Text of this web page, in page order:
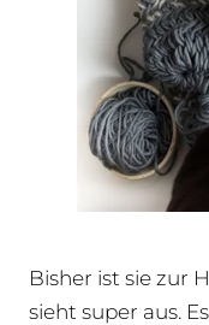
Bisher ist sie zur
sieht super aus.